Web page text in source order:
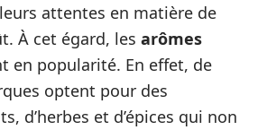
attentes en matière de
À cet égard, les arômes
en popularité. En effet, de
optent pour des
d’herbes et d’épices qui non